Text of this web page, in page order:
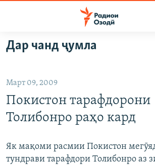
Ҷаҳиш
ба
аслӣ
Ҷаҳиш
ба
феҳристи
Ҷаҳиш
ГӮШАҲО
ҚАЗИЯИ "КРОКУС"
ОСИЁИ МАРКАЗӢ
ФАРҲАНГ
РӮЗГОРИ МУҲОҶИР
САЛОМ, ХОҲАР
ҶАНГ ДАР УКРАИНА
НАЗАРИ МАРДУМ
Дар чанд ҷумла
Март 09, 2009
Покистон тарафдорони
Толибонро раҳо кард
Як мақоми расмии Покистон
тундрави тарафдори Толибонро аз